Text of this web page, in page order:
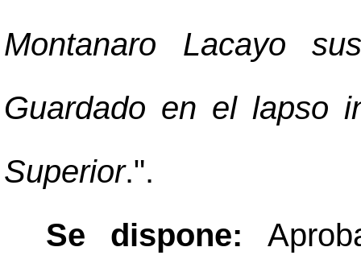
Montanaro Lacayo
Guardado en el lapso
Superior.".
Se dispone: